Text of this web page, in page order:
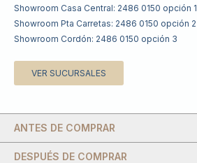
Showroom Casa Central: 2486 0150 opción 1
Showroom Pta Carretas: 2486 0150 opción 2
Showroom Cordón: 2486 0150 opción 3
VER SUCURSALES
DESPUÉS DE COMPRAR
ANTES DE COMPRAR